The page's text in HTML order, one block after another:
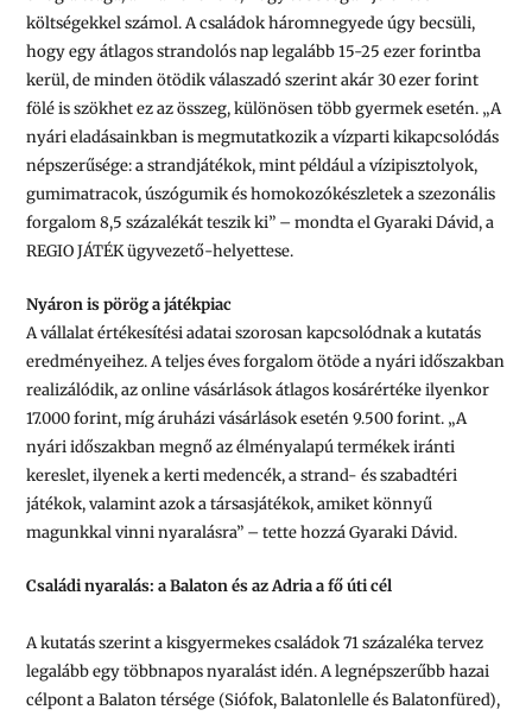
költségekkel számol. A családok háromnegyede úgy becsüli,
hogy egy átlagos strandolós nap legalább 15-25 ezer forintba
kerül, de minden ötödik válaszadó szerint akár 30 ezer forint
fölé is szökhet ez az összeg, különösen több gyermek esetén. „A
nyári eladásainkban is megmutatkozik a vízparti kikapcsolódás
népszerűsége: a strandjátékok, mint például a vízipisztolyok,
gumimatracok, úszógumik és homokozókészletek a szezonális
forgalom 8,5 százalékát teszik ki” – mondta el Gyaraki Dávid, a
REGIO JÁTÉK ügyvezető-helyettese.
Nyáron is pörög a játékpiac
A vállalat értékesítési adatai szorosan kapcsolódnak a kutatás
eredményeihez. A teljes éves forgalom ötöde a nyári időszakban
realizálódik, az online vásárlások átlagos kosárértéke ilyenkor
17.000 forint, míg áruházi vásárlások esetén 9.500 forint. „A
nyári időszakban megnő az élményalapú termékek iránti
kereslet, ilyenek a kerti medencék, a strand- és szabadtéri
játékok, valamint azok a társasjátékok, amiket könnyű
magunkkal vinni nyaralásra” – tette hozzá Gyaraki Dávid.
Családi nyaralás: a Balaton és az Adria a fő úti cél
A kutatás szerint a kisgyermekes családok 71 százaléka tervez
legalább egy többnapos nyaralást idén. A legnépszerűbb hazai
célpont a Balaton térsége (Siófok, Balatonlelle és Balatonfüred),